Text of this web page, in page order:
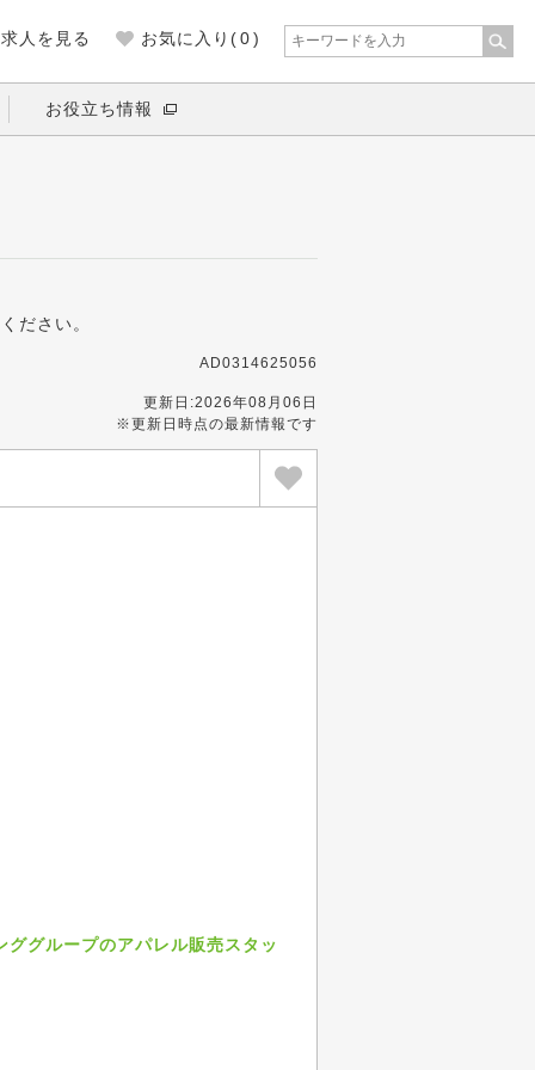
人を見る お気に入り(0)
お役立ち情報
ださい。
AD0314625056
更新日:2026年08月06日
※更新日時点の最新情報です
グループのアパレル販売スタッ